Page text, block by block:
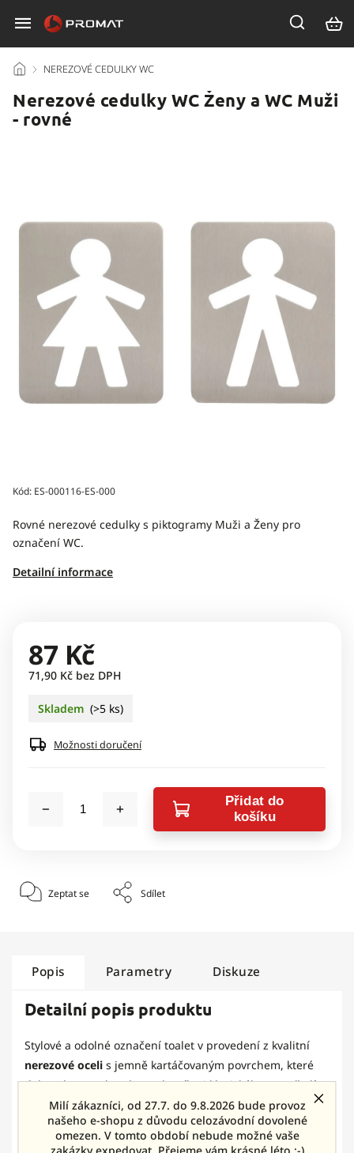
Milí zákazníci, od 27.7. do 9.8.2026 bude provoz
našeho e-shopu z důvodu celozávodní dovolené
omezen. V tomto období nebude možné vaše
/ NEREZOVÉ CEDULKY WC
Nerezové cedulky WC Ženy a WC Muži
- rovné
Kód: ES-000116-ES-000
Rovné nerezové cedulky s piktogramy Muži a Ženy pro
označení WC.
Detailní informace
87 Kč
71,90 Kč bez DPH
Skladem (>5 ks)
Možnosti doručení
Přidat do
košíku
Zeptat se Sdílet
Popis Parametry Diskuze
Detailní popis produktu
Stylové a odolné označení toalet v provedení z kvalitní
nerezové oceli s jemně kartáčovaným povrchem, které
dokonale zapadne do moderního i klasického prostředí.
Díky samolepicí vrstvě na zadní straně je montáž
jednoduchá a čistá – bez vrtání a složité instalace.